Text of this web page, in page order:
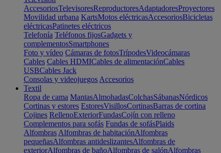
AccesoriosTelevisoresReproductoresAdaptadoresProyectores
Movilidad urbana KartsMotos eléctricasAccesoriosBicicletas
eléctricasPatinetes eléctricos
Telefonía Teléfonos fijosGadgets y
complementosSmartphones
Foto y vídeo Cámaras de fotosTrípodesVideocámaras
Cables Cables HDMICables de alimentaciónCables
USBCables Jack
Consolas y videojuegos Accesorios
Textil
Ropa de cama MantasAlmohadasColchasSábanasNórdicos
Cortinas y estores EstoresVisillosCortinasBarras de cortina
Cojines RellenoExteriorFundasCojín con relleno
Complementos para sofás Fundas de sofásPlaids
Alfombras Alfombras de habitaciónAlfombras
pequeñasAlfombras antideslizantesAlfombras de
exteriorAlfombras de bañoAlfombras de salónAlfombras